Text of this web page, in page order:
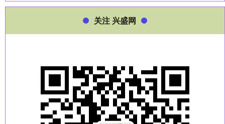
关注 兴盛网